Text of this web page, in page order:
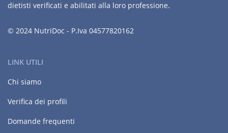
dietisti verificati e abilitati alla loro professione.
© 2024 NutriDoc - P.Iva 04577820162
LINK UTILI
Chi siamo
Verifica dei profili
Domande frequenti